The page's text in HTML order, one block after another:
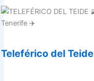
Teleférico del Teide